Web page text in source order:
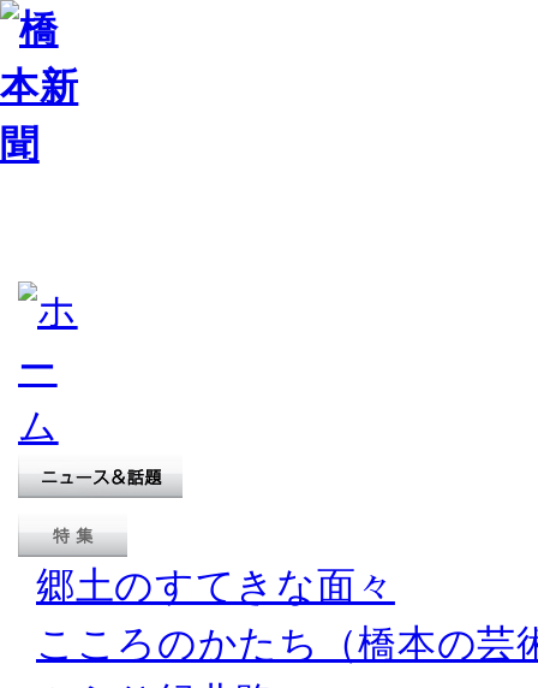
郷土のすてきな面々
こころのかたち（橋本の芸